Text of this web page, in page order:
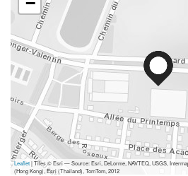
Leaflet| Tiles © Esri — Source: Esri, DeLorme, NAVTEQ, USGS,
(Hong Kong), Esri (Thailand), TomTom, 2012